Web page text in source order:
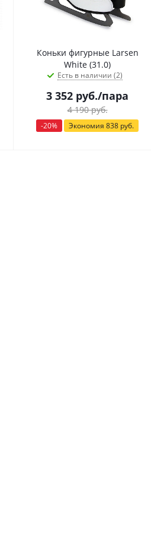
Коньки фигурные Larsen
White (31.0)
Есть в наличии (2)
3 352 руб./пара
4 190руб.
-20% Экономия 838 руб.